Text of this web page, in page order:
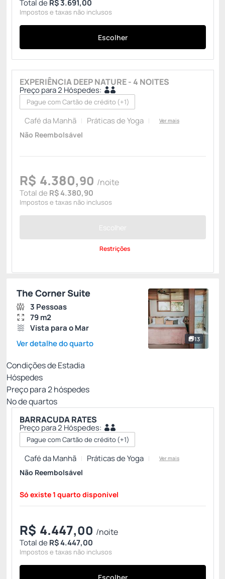
Total deR$ 3.691,00
Impostos e taxas não inclusos
Escolher
EXPERIÊNCIA DEEP NATURE - 4 NOITES
Preço para 2 Hóspedes:
Pague com Cartão de crédito (+1)
Café da Manhã Práticas de Yoga Ver mais
Não Reembolsável
R$ 4.380,90 /noite
Total de R$ 4.380,90
Impostos e taxas não inclusos
Escolher
Restrições
13
The Corner Suite
3 Pessoas
79 m2
Vista para o Mar
Ver detalhe do quarto
Condições de Estadia
Hóspedes
Preço para2hóspedes
Nº de quartos
BARRACUDA RATES
Preço para 2 Hóspedes:
Pague com Cartão de crédito(+1)
Café da Manhã Práticas de Yoga Ver mais
Não Reembolsável
Só existe 1 quarto disponível
R$ 4.447,00 /noite
Total deR$ 4.447,00
Impostos e taxas não inclusos